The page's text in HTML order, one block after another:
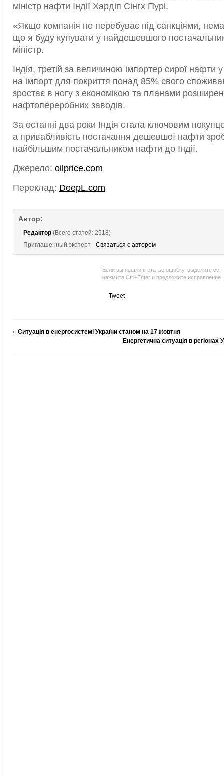
міністр нафти Індії Хардіп Сінгх Пурі.
«Якщо компанія не перебуває під санкціями,
що я буду купувати у найдешевшого
міністр.
Індія, третій за величиною імпортер сирої нафти
на імпорт для покриття понад 85% свого
зростає в ногу з економікою та планами
нафтопереробних заводів.
За останні два роки Індія стала ключовим
а привабливість постачання дешевшої нафти
найбільшим постачальником нафти до Індії.
Джерело: oilprice.com
Переклад: DeepL.com
Автор:
Редактор (Всего статей: 2518)
Приглашенный эксперт
Связаться с автором
Если вы нашли в статье ошибку, выделите ее,
нажмите Ctrl+Enter и предложите исправление
Tweet
« Ситуація в енергосистемі України станом на 17 жовтня
Енергетична ситуація в